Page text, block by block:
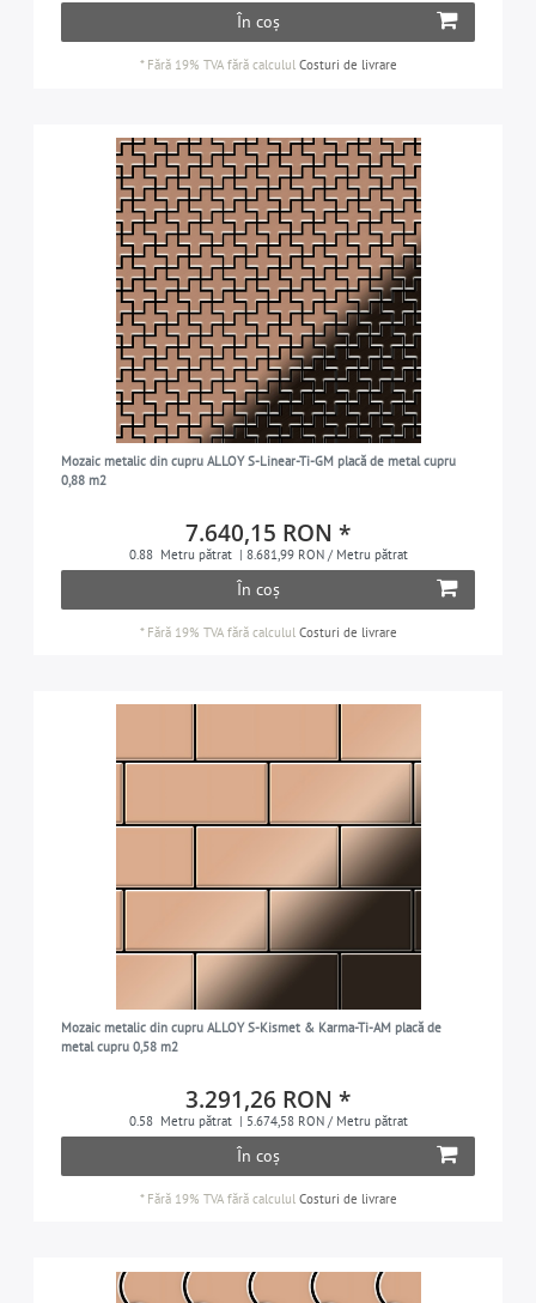
În coș
* Fără 19% TVAfără calculul Costuri de livrare
Mozaic metalic din cupru ALLOY S-Linear-Ti-GM placă de metal cupru
0,88 m2
7.640,15 RON *
0.88 Metru pătrat | 8.681,99 RON / Metru pătrat
În coș
* Fără 19% TVAfără calculul Costuri de livrare
Mozaic metalic din cupru ALLOY S-Kismet & Karma-Ti-AM placă de
metal cupru 0,58 m2
3.291,26 RON *
0.58 Metru pătrat | 5.674,58 RON / Metru pătrat
În coș
* Fără 19% TVAfără calculul Costuri de livrare